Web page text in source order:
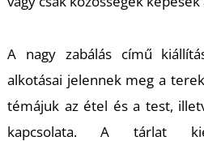
A nagy zabáláscímű
alkotásai jelennek meg a
témájuk az étel és a test,
kapcsolata. A tárlat